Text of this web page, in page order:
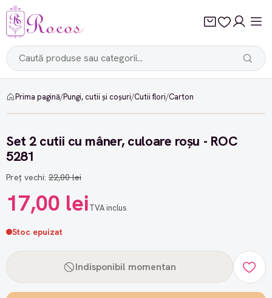
Prima pagină/Pungi, cutii și coșuri/Cutii flori/Carton
-22%
Set 2 cutii cu mâner, culoare roșu - ROC
5281
Preț vechi: 22,00 lei
17,00 leiTVA inclus
Stoc epuizat
Indisponibil momentan